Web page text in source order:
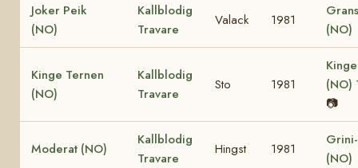
Joker Peik
(NO)
Kallblodig
Travare
Valack 1981
(NO)
Kinge Ternen
(NO)
Kallblodig
Travare
Sto 1981
(NO)
📷
Moderat (NO)
Kallblodig
Travare
Hingst 1981
(NO)